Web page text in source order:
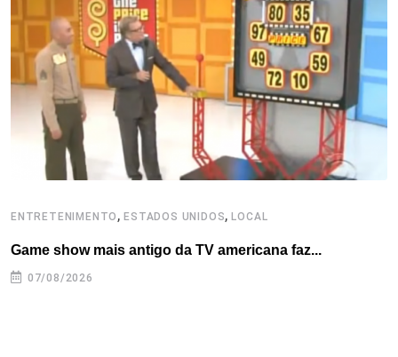
o
k
r I
n
e
s
t
p
ENTRETENIMENTO ,ESTADOS UNIDOS,LOCAL
Game show mais antigo da TV americana faz...
07/08/2026